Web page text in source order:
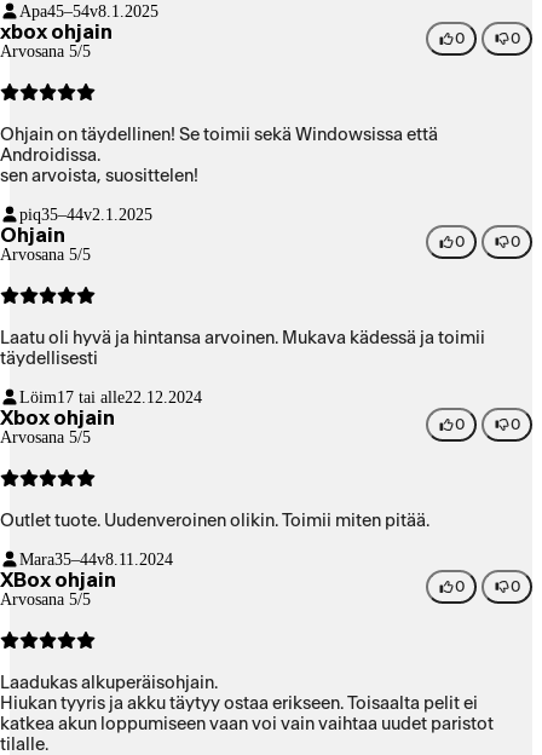
Apa45–54v8.1.2025
xbox ohjain
Arvosana 5/5
0 0
Ohjain on täydellinen! Se toimii sekä Windowsissa että
Androidissa.
sen arvoista, suosittelen!
piq35–44v2.1.2025
Ohjain
Arvosana 5/5
0 0
Laatu oli hyvä ja hintansa arvoinen. Mukava kädessä ja toimii
täydellisesti
Löim17 tai alle22.12.2024
Xbox ohjain
Arvosana 5/5
0 0
Outlet tuote. Uudenveroinen olikin. Toimii miten pitää.
Mara35–44v8.11.2024
XBox ohjain
Arvosana 5/5
0 0
Laadukas alkuperäisohjain.
Hiukan tyyris ja akku täytyy ostaa erikseen. Toisaalta pelit ei
katkea akun loppumiseen vaan voi vain vaihtaa uudet paristot
tilalle.